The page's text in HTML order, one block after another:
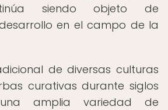
siendo objeto de
en el campo de la
de diversas culturas
curativas durante siglos
amplia variedad de